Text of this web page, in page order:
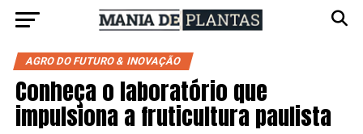
AGRO DO FUTURO & INOVAÇÃO
Conheça o laboratório que
impulsiona a fruticultura paulista